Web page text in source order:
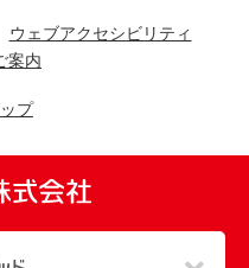
ウェブアクセシビリティ
案内
プ